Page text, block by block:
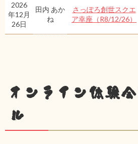
2026
年12月
26日
田内 あか
ね
さっぽろ創世スクエ
ア幸座（R8/12/26）
オンライン体験
ル